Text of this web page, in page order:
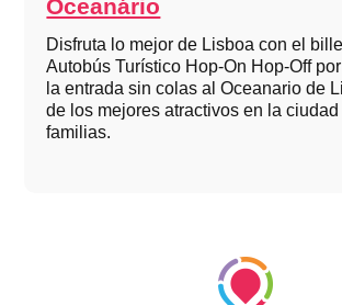
Oceanário
Disfruta lo mejor de Lisboa con el
Autobús Turístico Hop-On Hop-Off
la entrada sin colas al Oceanario de
de los mejores atractivos en la ciudad
familias.